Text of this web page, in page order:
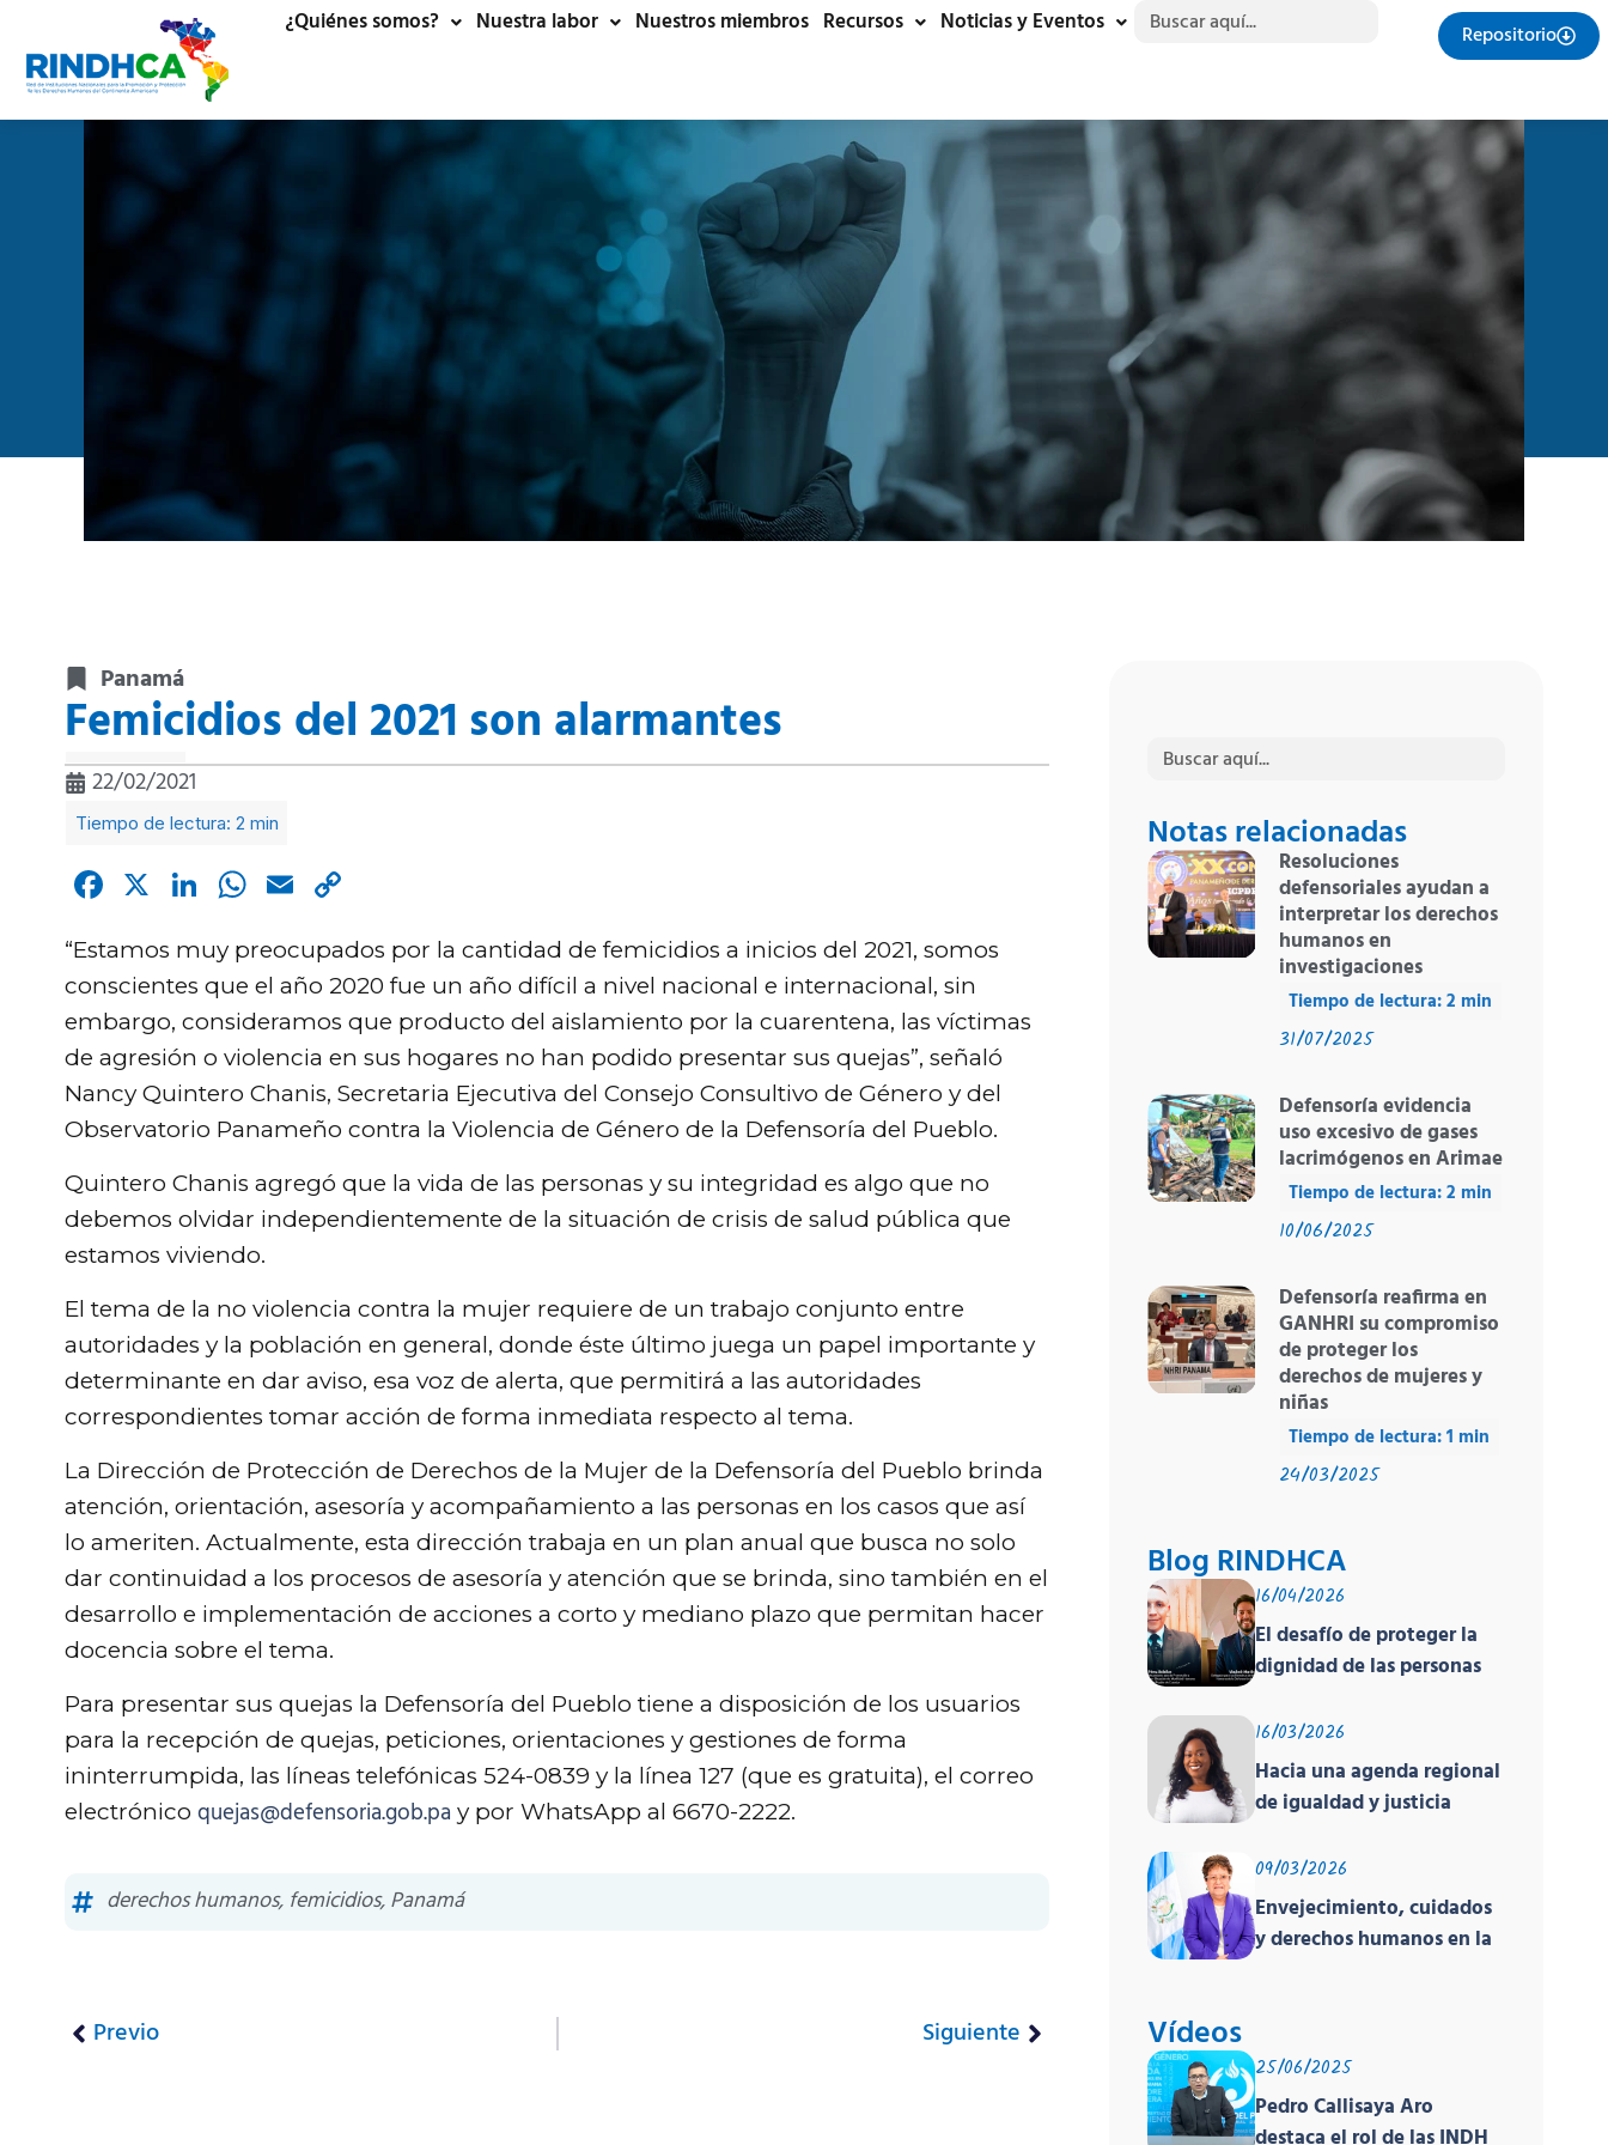
¿Quiénes somos? Nuestra labor Nuestros miembros Recursos Noticias y Eventos Buscar:
Repositorio
Panamá
Femicidios del 2021 son alarmantes
22/02/2021
Facebook
X LinkedIn
WhatsApp
Email
“Estamos muy preocupados por la cantidad de femicidios a inicios del 2021, somos
conscientes que el año 2020 fue un año difícil a nivel nacional e internacional, sin
embargo, consideramos que producto del aislamiento por la cuarentena, las víctimas
de agresión o violencia en sus hogares no han podido presentar sus quejas”, señaló
Nancy Quintero Chanis, Secretaria Ejecutiva del Consejo Consultivo de Género y del
Observatorio Panameño contra la Violencia de Género de la Defensoría del Pueblo.
Quintero Chanis agregó que la vida de las personas y su integridad es algo que no
debemos olvidar independientemente de la situación de crisis de salud pública que
estamos viviendo.
El tema de la no violencia contra la mujer requiere de un trabajo conjunto entre
autoridades y la población en general, donde éste último juega un papel importante y
determinante en dar aviso, esa voz de alerta, que permitirá a las autoridades
correspondientes tomar acción de forma inmediata respecto al tema.
La Dirección de Protección de Derechos de la Mujer de la Defensoría del Pueblo brinda
atención, orientación, asesoría y acompañamiento a las personas en los casos que así
lo ameriten. Actualmente, esta dirección trabaja en un plan anual que busca no solo
dar continuidad a los procesos de asesoría y atención que se brinda, sino también en el
desarrollo e implementación de acciones a corto y mediano plazo que permitan hacer
docencia sobre el tema.
Para presentar sus quejas la Defensoría del Pueblo tiene a disposición de los usuarios
para la recepción de quejas, peticiones, orientaciones y gestiones de forma
ininterrumpida, las líneas telefónicas 524-0839 y la línea 127 (que es gratuita), el correo
electrónicoquejas@defensoria.gob.pa y por WhatsApp al 6670-2222.
derechos humanos, femicidios,Panamá
Previo Siguiente
Buscar:
Notas relacionadas
Resoluciones
defensoriales ayudan a
interpretar los derechos
humanos en
investigaciones
31/07/2025
Defensoría evidencia
uso excesivo de gases
lacrimógenos en Arimae
10/06/2025
Defensoría reafirma en
GANHRI su compromiso
de proteger los
derechos de mujeres y
niñas
24/03/2025
Blog RINDHCA
16/04/2026
El desafío de proteger la
dignidad de las personas
un contexto
deshumanizante y cruel
16/03/2026
Hacia una agenda regional
de igualdad y justicia
09/03/2026
Envejecimiento, cuidados
y derechos humanos en la
Vídeos
25/06/2025
Pedro Callisaya Aro